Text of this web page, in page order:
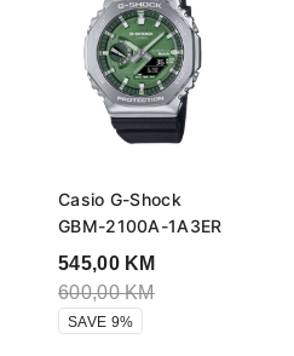
Casio G-Shock
GBM-2100A-1A3ER
545,00 KM
600,00KM
SAVE 9%